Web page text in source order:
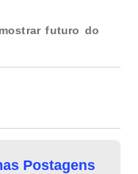
futuro do
Postagens